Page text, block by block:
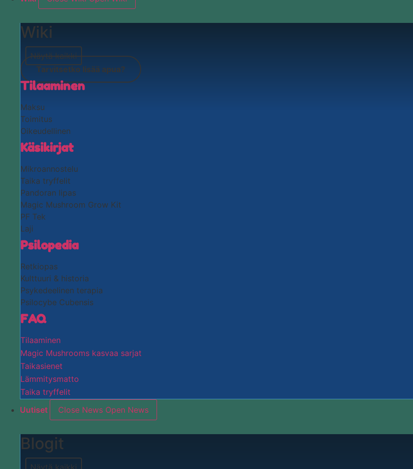
Wiki
Näytä kaikki
Tarvitsetko lisää apua?
Tilaaminen
Maksu
Toimitus
Oikeudellinen
Käsikirjat
Mikroannostelu
Taika tryffelit
Pandoran lipas
Magic Mushroom Grow Kit
PF Tek
Laji
Psilopedia
Retkiopas
Kulttuuri & historia
Psykedeelinen terapia
Psilocybe Cubensis
FAQ
Tilaaminen
Magic Mushrooms kasvaa sarjat
Taikasienet
Lämmitysmatto
Taika tryffelit
Uutiset
Close News Open News
Blogit
Näytä kaikki